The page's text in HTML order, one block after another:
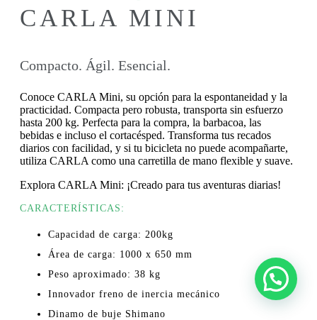
CARLA MINI
Compacto. Ágil. Esencial.
Conoce CARLA Mini, su opción para la espontaneidad y la
practicidad. Compacta pero robusta, transporta sin esfuerzo
hasta 200 kg. Perfecta para la compra, la barbacoa, las
bebidas e incluso el cortacésped. Transforma tus recados
diarios con facilidad, y si tu bicicleta no puede acompañarte,
utiliza CARLA como una carretilla de mano flexible y suave.
Explora CARLA Mini: ¡Creado para tus aventuras diarias!
CARACTERÍSTICAS:
Capacidad de carga: 200kg
Área de carga: 1000 x 650 mm
Peso aproximado: 38 kg
Innovador freno de inercia mecánico
Dinamo de buje Shimano